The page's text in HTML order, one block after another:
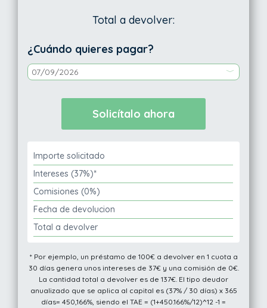
Total a devolver:
¿Cuándo quieres pagar?
Importe solicitado
Intereses (37%)*
Comisiones (0%)
Fecha de devolucion
Total a devolver
* Por ejemplo, un préstamo de 100€ a devolver en 1 cuota a
30 días genera unos intereses de 37€ y una comisión de 0€.
La cantidad total a devolver es de 137€. El tipo deudor
anualizado que se aplica al capital es (37% / 30 días) x 365
días= 450,166%, siendo el TAE = (1+450.166%/12)^12 -1 =